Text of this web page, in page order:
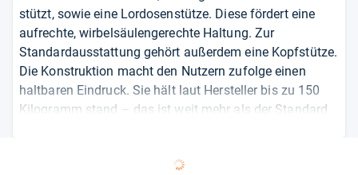
stützt, sowie eine Lordosenstütze. Diese fördert eine
aufrechte, wirbelsäulengerechte Haltung. Zur
Standardausstattung gehört außerdem eine Kopfstütze.
Die Konstruktion macht den Nutzern zufolge einen
haltbaren Eindruck. Sie hält laut Hersteller bis zu 150
Kilogramm stand – das ist weit mehr als der Standard.
So schmälert einzig die fehlende Angabe der